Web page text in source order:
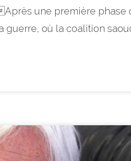
une première phase
où la coalition